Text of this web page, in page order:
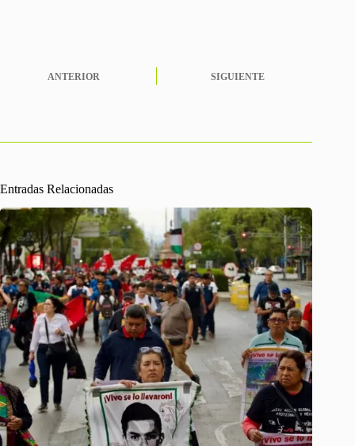
ANTERIOR SIGUIENTE
Entradas Relacionadas